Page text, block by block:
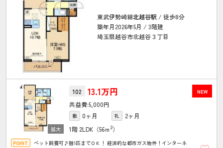
東武伊勢崎線北越谷駅 / 徒歩8分
築年月2026年5月 / 3階建
埼玉県越谷市北越谷３丁目
NEW
102 13.1万円
5,000円
敷 0ヶ月 礼
2ヶ月
1階 2LDK（56ｍ 2）
ペット飼養可♪猫1匹までＯＫ！ 経済的な都市ガス物件！インターネ